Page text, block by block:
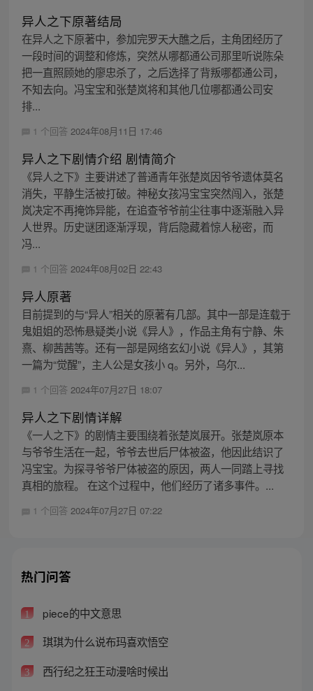
异人之下原著结局
在异人之下原著中，参加完罗天大醮之后，主角团经历了
一段时间的调整和修炼，突然从哪都通公司那里听说陈朵
把一直照顾她的廖忠杀了，之后选择了背叛哪都通公司，
不知去向。冯宝宝和张楚岚将和其他几位哪都通公司安
排...
1 个回答 2024年08月11日 17:46
异人之下剧情介绍 剧情简介
《异人之下》主要讲述了普通青年张楚岚因爷爷遗体莫名
消失，平静生活被打破。神秘女孩冯宝宝突然闯入，张楚
岚决定不再掩饰异能，在追查爷爷前尘往事中逐渐融入异
人世界。历史谜团逐渐浮现，背后隐藏着惊人秘密，而
冯...
1 个回答 2024年08月02日 22:43
异人原著
目前提到的与“异人”相关的原著有几部。其中一部是连载于
鬼姐姐的恐怖悬疑类小说《异人》，作品主角有宁静、朱
熹、柳茜茜等。还有一部是网络玄幻小说《异人》，其第
一篇为“觉醒”，主人公是女孩小 q。另外，乌尔...
1 个回答 2024年07月27日 18:07
异人之下剧情详解
《一人之下》的剧情主要围绕着张楚岚展开。张楚岚原本
与爷爷生活在一起，爷爷去世后尸体被盗，他因此结识了
冯宝宝。为探寻爷爷尸体被盗的原因，两人一同踏上寻找
真相的旅程。 在这个过程中，他们经历了诸多事件。...
1 个回答 2024年07月27日 07:22
热门问答
1 piece的中文意思
2 琪琪为什么说布玛喜欢悟空
3 西行纪之狂王动漫啥时候出